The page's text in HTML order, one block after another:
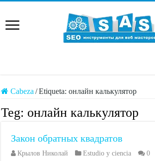
Cabeza /Etiqueta:онлайн калькулятор
Teg: онлайн калькулятор
Закон обратных квадратов
Крылов Николай Estudio y ciencia 0